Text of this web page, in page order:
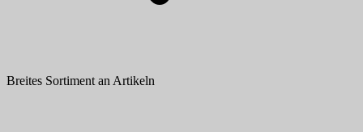
Breites Sortiment an Artikeln